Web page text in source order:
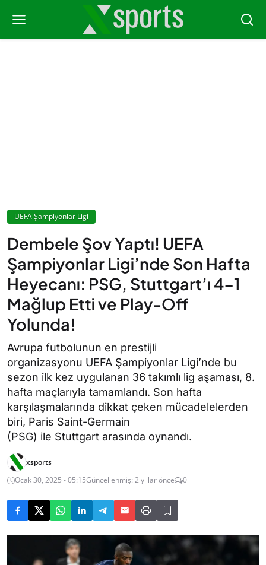
UEFA Şampiyonlar Ligi
Dembele Şov Yaptı! UEFA
Şampiyonlar Ligi’nde Son Hafta
Heyecanı: PSG, Stuttgart’ı 4-1
Mağlup Etti ve Play-Off
Yolunda!
Avrupa futbolunun en prestijli
organizasyonu UEFA Şampiyonlar Ligi’nde bu
sezon ilk kez uygulanan 36 takımlı lig aşaması, 8.
hafta maçlarıyla tamamlandı. Son hafta
karşılaşmalarında dikkat çeken mücadelelerden
biri, Paris Saint-Germain
(PSG) ile Stuttgart arasında oynandı.
xsports
Ocak 30, 2025 - 05:15Güncellenmiş: 2 yıllar önce 0